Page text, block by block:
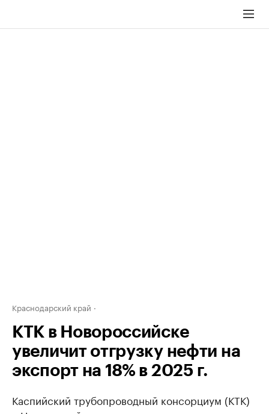
Краснодарский край
КТК в Новороссийске
увеличит отгрузку нефти на
экспорт на 18% в 2025 г.
Каспийский трубопроводный консорциум (КТК)